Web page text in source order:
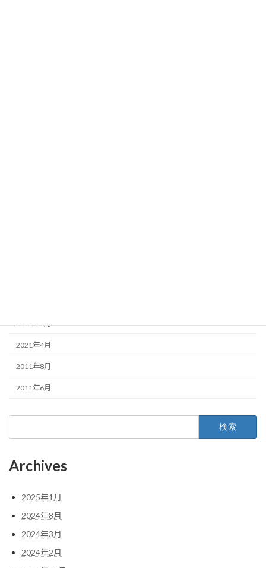
2021年6月
2021年4月
2011年8月
2011年6月
Archives
2025年1月
2024年8月
2024年3月
2024年2月